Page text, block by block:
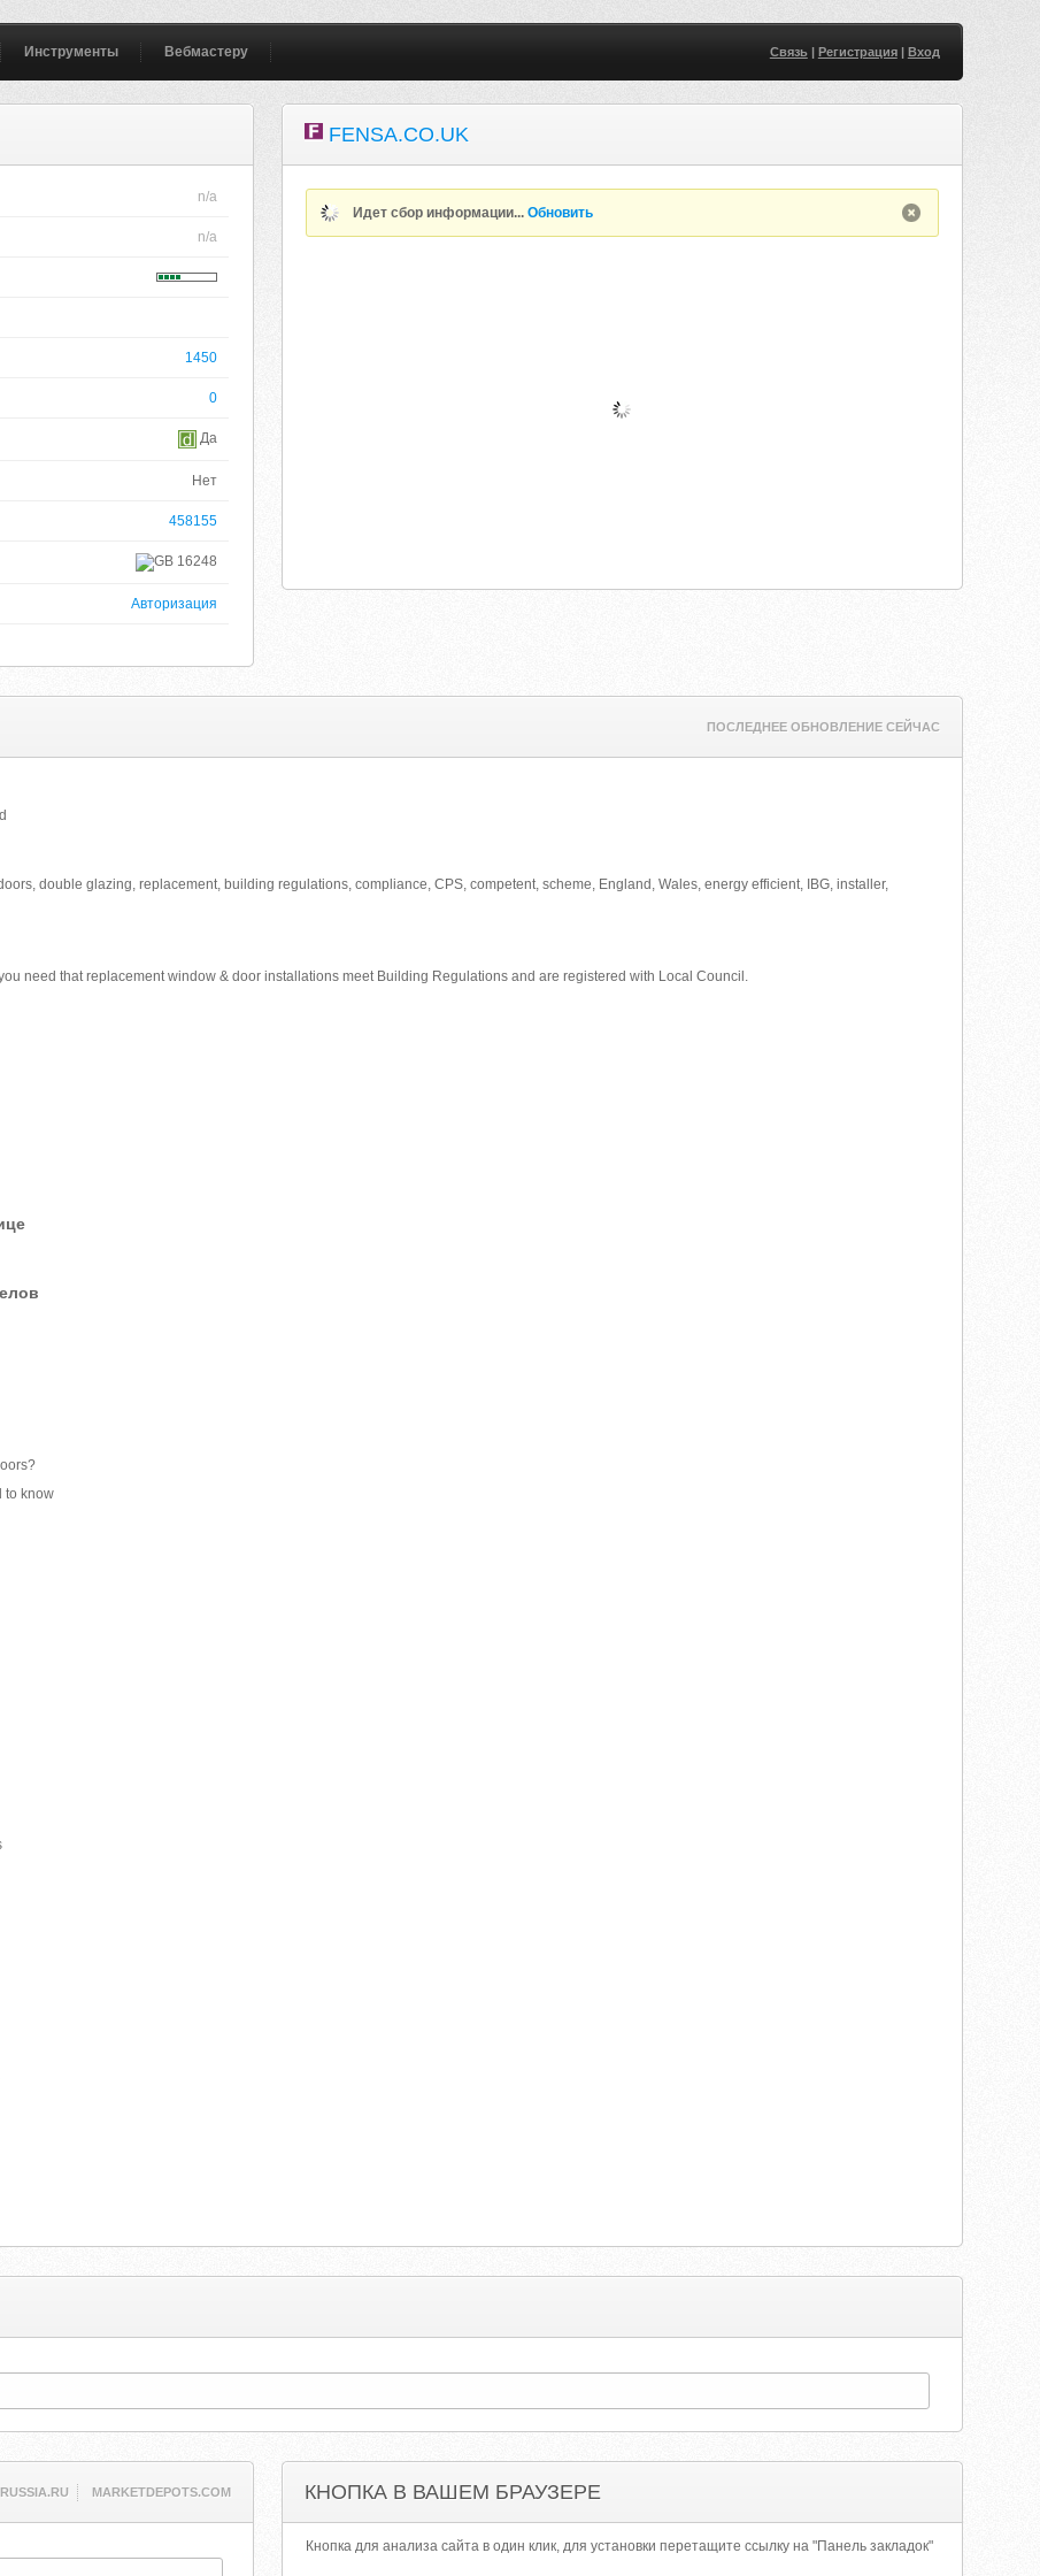
Инструменты Вебмастеру Связь| Регистрация| Вход
n/a
n/a
1450
0
Да
Нет
458155
16248
Авторизация
FENSA.CO.UK
Идет сбор информации...Обновить
ПОСЛЕДНЕЕ ОБНОВЛЕНИЕ СЕЙЧАС
double glazing, replacement, building regulations, compliance, CPS, competent, scheme, England, Wales, energy efficient, IBG, installer,
need that replacement window & door installations meet Building Regulations and are registered with Local Council.
to know
MARKETDEPOTS.COM КНОПКА В ВАШЕМ БРАУЗЕРЕ
Кнопка для анализа сайта в один клик, для установки перетащите ссылку на "Панель закладок"